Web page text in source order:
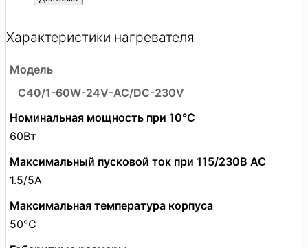
Характеристики нагревателя
Модель
C40/1-60W-24V-AC/DC-230V
Номинальная мощность при 10°C
60Вт
Максимальный пусковой ток при 115/230В АС
1.5/5А
Максимальная температура корпуса
50°C